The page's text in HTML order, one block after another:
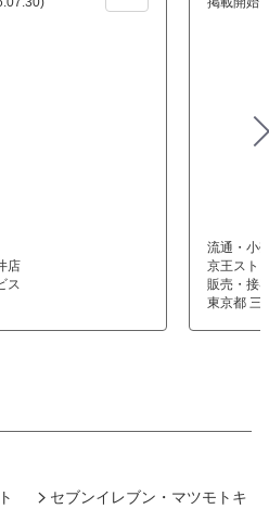
店
ス
流通・小
京王スト
販売・接
東京都 三
セブンイレブン・マツモトキ